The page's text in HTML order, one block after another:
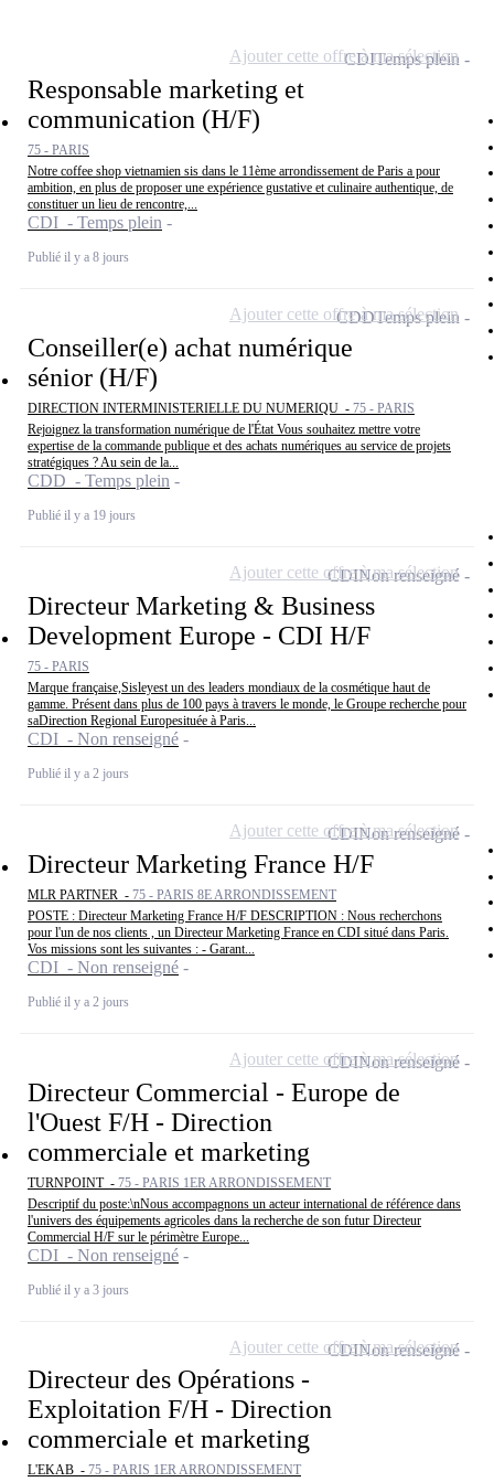
Responsable marketing et
communication (H/F)
75 - PARIS
Notre coffee shop vietnamien sis dans le 11ème arrondissement de Paris a pour
ambition, en plus de proposer une expérience gustative et culinaire authentique, de
constituer un lieu de rencontre,...
CDI - Temps plein
Publié il y a 8 jours
CDITemps plein
Ajouter cette offre à ma sélection
Conseiller(e) achat numérique
sénior (H/F)
DIRECTION INTERMINISTERIELLE DU NUMERIQU - 75 - PARIS
Rejoignez la transformation numérique de l'État Vous souhaitez mettre votre
expertise de la commande publique et des achats numériques au service de projets
stratégiques ? Au sein de la...
CDD - Temps plein
Publié il y a 19 jours
CDDTemps plein
Ajouter cette offre à ma sélection
Directeur Marketing & Business
Development Europe - CDI H/F
75 - PARIS
Marque française,Sisleyest un des leaders mondiaux de la cosmétique haut de
gamme. Présent dans plus de 100 pays à travers le monde, le Groupe recherche pour
saDirection Regional Europesituée à Paris...
CDI - Non renseigné
Publié il y a 2 jours
CDINon renseigné
Ajouter cette offre à ma sélection
Directeur Marketing France H/F
MLR PARTNER - 75 - PARIS 8E ARRONDISSEMENT
POSTE : Directeur Marketing France H/F DESCRIPTION : Nous recherchons
pour l'un de nos clients , un Directeur Marketing France en CDI situé dans Paris.
Vos missions sont les suivantes : - Garant...
CDI - Non renseigné
Publié il y a 2 jours
CDINon renseigné
Ajouter cette offre à ma sélection
Directeur Commercial - Europe de
l'Ouest F/H - Direction
commerciale et marketing
TURNPOINT - 75 - PARIS 1ER ARRONDISSEMENT
Descriptif du poste:\nNous accompagnons un acteur international de référence dans
l'univers des équipements agricoles dans la recherche de son futur Directeur
Commercial H/F sur le périmètre Europe...
CDI - Non renseigné
Publié il y a 3 jours
CDINon renseigné
Ajouter cette offre à ma sélection
Directeur des Opérations -
Exploitation F/H - Direction
commerciale et marketing
L'EKAB - 75 - PARIS 1ER ARRONDISSEMENT
CDINon renseigné
Ajouter cette offre à ma sélection